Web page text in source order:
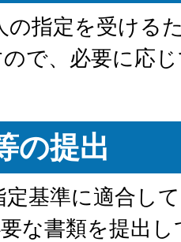
の指定を受ける
で、必要に応
の提出
定基準に適合し
な書類を提出